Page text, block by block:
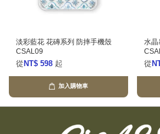
淡彩藍花 花磚系列 防摔手機殼
CSAL09
從 NT$ 598 起
加入購物車
水晶
從